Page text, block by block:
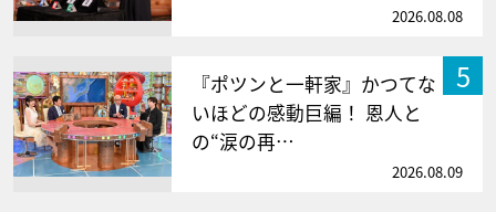
2026.08.08
5
『ポツンと一軒家』かつてな
いほどの感動巨編！ 恩人と
の“涙の再…
2026.08.09